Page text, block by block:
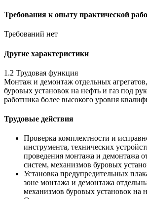
Требования к опыту практической
Требований нет
Другие характеристики
1.2 Трудовая функция
Монтаж и демонтаж отдельных
буровых установок на нефть и газ под
работника более высокого уровня
Трудовые действия
Проверка комплектности и
инструмента, технических
проведения монтажа и демонтажа
систем, механизмов буровых
Установка предупредительных
зоне монтажа и демонтажа
механизмов буровых установок на